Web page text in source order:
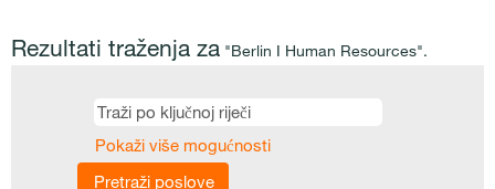
Rezultati traženja za "Berlin I Human Resources".
Pokaži više mogućnosti